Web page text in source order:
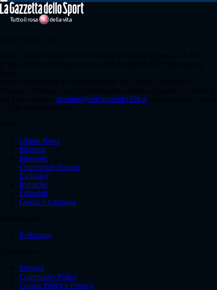
direttore@calcionapoli1926.it
Ultime News
Infortuni
Interviste
Conferenze Stampa
Esclusive
Rubriche
Editoriali
Gossip e Curiosità
Redazione
Sitemap
Community Policy
Cookie Policy e Privacy